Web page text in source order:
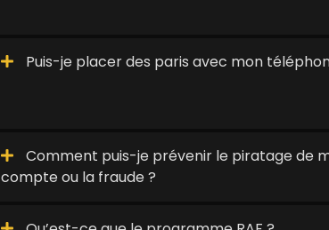
Puis-je placer des paris avec mon
Comment puis-je prévenir le piratage de
compte ou la fraude ?